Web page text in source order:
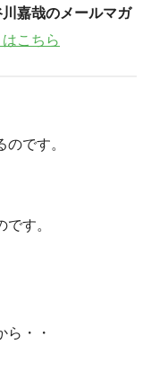
嘉哉のメールマガ
こちら
です。
す。
ら・・